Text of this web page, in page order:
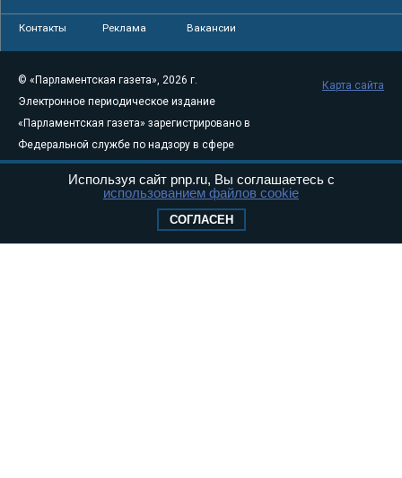
Контакты Реклама Вакансии
© «Парламентская газета», 2026 г.
Электронное периодическое издание
«Парламентская газета» зарегистрировано в
Федеральной службе по надзору в сфере
связи, информационных технологий и
массовых коммуникаций (Роскомнадзор) 05
Свидетельство о регистрации Эл № ФС77-
Карта сайта
Используя сайт pnp.ru, Вы соглашаетесь с
использованием файлов cookie
СОГЛАСЕН